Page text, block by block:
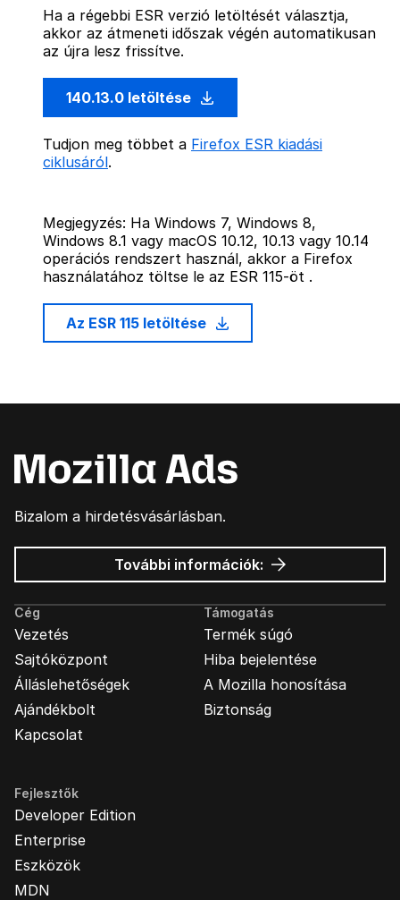
Ha a régebbi ESR verzió letöltését választja,
akkor az átmeneti időszak végén automatikusan
az újra lesz frissítve.
140.13.0 letöltése
Tudjon meg többet a Firefox ESR kiadási
ciklusáról.
Megjegyzés: Ha Windows 7, Windows 8,
Windows 8.1 vagy macOS 10.12, 10.13 vagy 10.14
operációs rendszert használ, akkor a Firefox
használatához töltse le az ESR 115-öt .
Az ESR 115 letöltése
Bizalom a hirdetésvásárlásban.
További információk: Mozilla
hirdetések
Cég
Vezetés
Sajtóközpont
Álláslehetőségek
Ajándékbolt
Kapcsolat
Támogatás
Termék súgó
Hiba bejelentése
A Mozilla honosítása
Biztonság
Fejlesztők
Developer Edition
Enterprise
Eszközök
MDN